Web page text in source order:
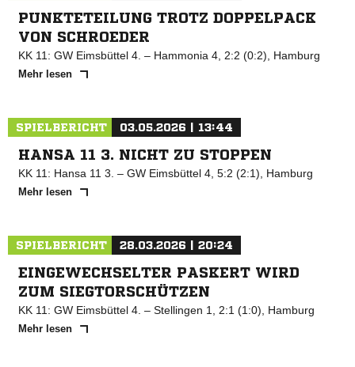
PUNKTETEILUNG TROTZ DOPPELPACK
VON SCHROEDER
KK 11: GW Eimsbüttel 4. – Hammonia 4, 2:2 (0:2), Hamburg
Mehr lesen
SPIELBERICHT 03.05.2026 | 13:44
HANSA 11 3. NICHT ZU STOPPEN
KK 11: Hansa 11 3. – GW Eimsbüttel 4, 5:2 (2:1), Hamburg
Mehr lesen
SPIELBERICHT 28.03.2026 | 20:24
EINGEWECHSELTER PASKERT WIRD
ZUM SIEGTORSCHÜTZEN
KK 11: GW Eimsbüttel 4. – Stellingen 1, 2:1 (1:0), Hamburg
Mehr lesen